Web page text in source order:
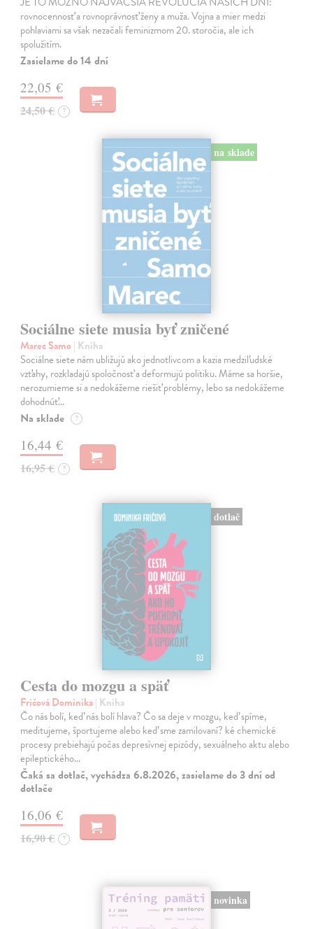
rovnocennosť a rovnoprávnosť ženy a muža. Vojna a mier medzi
pohlaviami sa však nezačali feminizmom 20. storočia, ale ich
spolužitím.
Zasielame do 14 dní
22,05 €
24,50 € ?
na sklade
Sociálne siete musia byť zničené
Marec Samo| Kniha
Sociálne siete nám ubližujú ako jednotlivcom a kazia medziľudské
vzťahy, rozkladajú spoločnosť a deformujú politiku. Máme sa horšie,
nerozumieme si a nedokážeme riešiť problémy, lebo sa nedokážeme
dohodnúť…
Na sklade ?
16,44 €
16,95 € ?
dotlač
Cesta do mozgu a späť
Fričová Dominika| Kniha
Čo nás bolí, keď nás bolí hlava? Čo sa deje v mozgu, keď spíme,
meditujeme, športujeme alebo keď sme zamilovaní? ké chemické
procesy prebiehajú počas depresívnej epizódy, sexuálneho aktu alebo
epileptického…
Čaká sa dotlač, vychádza 6.8.2026, zasielame do 3 dní od
dotlače
16,06 €
16,90 € ?
novinka